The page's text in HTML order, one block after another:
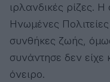
ιρλανδικές ρίζες. Η
Ηνωμένες
συνθήκες ζωής,
συνάντησε δεν είχε
όνειρο.